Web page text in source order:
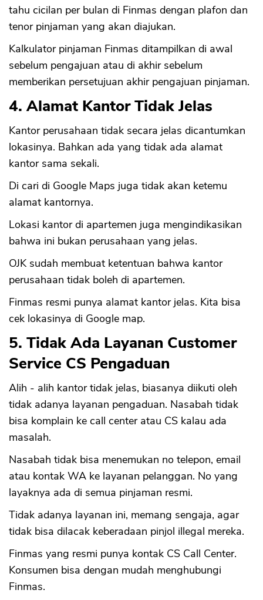
tahu cicilan per bulan di Finmas dengan plafon dan
tenor pinjaman yang akan diajukan.
Kalkulator pinjaman Finmas ditampilkan di awal
sebelum pengajuan atau di akhir sebelum
memberikan persetujuan akhir pengajuan pinjaman.
4. Alamat Kantor Tidak Jelas
Kantor perusahaan tidak secara jelas dicantumkan
lokasinya. Bahkan ada yang tidak ada alamat
kantor sama sekali.
Di cari di Google Maps juga tidak akan ketemu
alamat kantornya.
Lokasi kantor di apartemen juga mengindikasikan
bahwa ini bukan perusahaan yang jelas.
OJK sudah membuat ketentuan bahwa kantor
perusahaan tidak boleh di apartemen.
Finmas resmi punya alamat kantor jelas. Kita bisa
cek lokasinya di Google map.
5. Tidak Ada Layanan Customer
Service CS Pengaduan
Alih - alih kantor tidak jelas, biasanya diikuti oleh
tidak adanya layanan pengaduan. Nasabah tidak
bisa komplain ke call center atau CS kalau ada
masalah.
Nasabah tidak bisa menemukan no telepon, email
atau kontak WA ke layanan pelanggan. No yang
layaknya ada di semua pinjaman resmi.
Tidak adanya layanan ini, memang sengaja, agar
tidak bisa dilacak keberadaan pinjol illegal mereka.
Finmas yang resmi punya kontak CS Call Center.
Konsumen bisa dengan mudah menghubungi
Finmas.